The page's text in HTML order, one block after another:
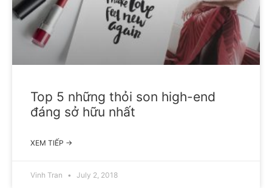
Top 5 những thỏi son high-end
đáng sở hữu nhất
XEM TIẾP →
Vinh Tran July 2, 2018